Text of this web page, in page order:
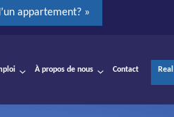
appartement? »
À propos de nous Contact